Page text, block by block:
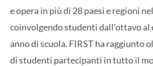
e opera in più di 28 paesi e regioni
coinvolgendo studenti dall’ottavo al
anno di scuola. FIRST ha raggiunto
di studenti partecipanti in tutto il